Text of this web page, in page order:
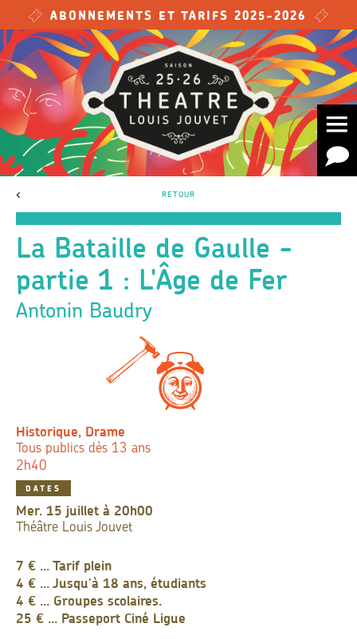
Skip to main content
ABONNEMENTS ET TARIFS 2025-2026
< RETOUR
La Bataille de Gaulle -
partie 1 : L'Âge de Fer
Antonin Baudry
Historique, Drame
Tous publics dès 13 ans
2h40
DATES
mer. 15 juillet à 20h00
Théâtre Louis Jouvet
7 € ... Tarif plein
4 € ... Jusqu'à 18 ans, étudiants
4 € ... Groupes scolaires.
25 € ... Passeport Ciné Ligue